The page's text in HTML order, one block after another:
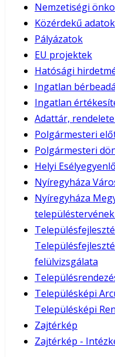
Nemzetiségi
Közérdekű adatok
Pályázatok
EU projektek
Hatósági
Ingatlan
Ingatlan
Adattár,
Polgármesteri
Polgármesteri
Helyi
Nyíregyháza
Nyíregyháza
felülvizsgálata
Településképi
Településképi
Zajtérkép
Zajtérkép -